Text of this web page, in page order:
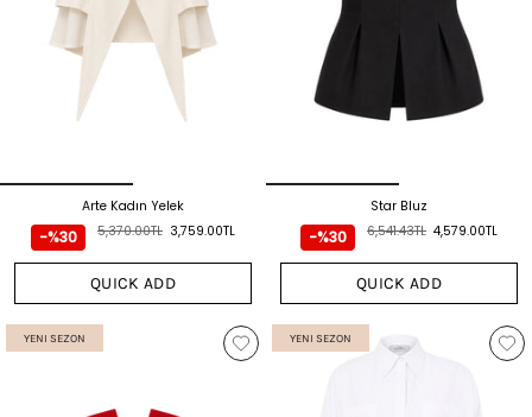
Arte Kadın Yelek
3,759.00TL
5,370.00TL
-%30
QUICK ADD
Star Bluz
4,579.00TL
6,541.43TL
-%30
QUICK ADD
YENI SEZON YENI SEZON